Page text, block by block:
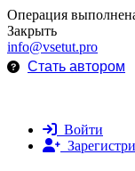
Операция
Закрыть
info@vsetut.pro
Стать автором
Войти